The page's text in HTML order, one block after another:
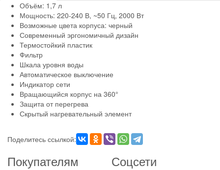
Объём: 1,7 л
Мощность: 220-240 В, ~50 Гц, 2000 Вт
Возможные цвета корпуса: черный
Современный эргономичный дизайн
Термостойкий пластик
Фильтр
Шкала уровня воды
Автоматическое выключение
Индикатор сети
Вращающийся корпус на 360°
Защита от перегрева
Скрытый нагревательный элемент
Поделитесь ссылкой:
Покупателям Соцсети